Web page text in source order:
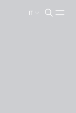
IT